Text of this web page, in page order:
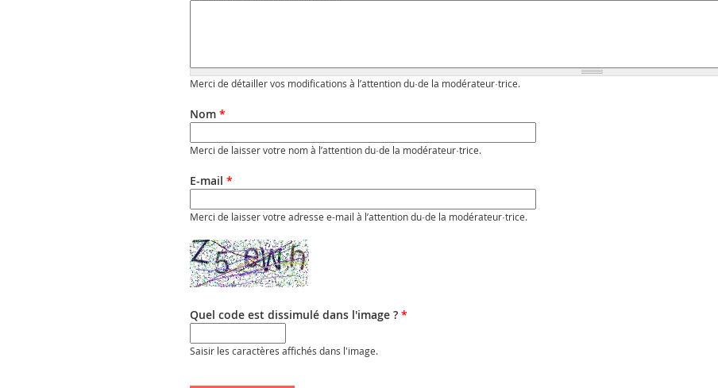
Merci de détailler vos modifications à l’attention du·de la modérateur·trice.
Nom *
Merci de laisser votre nom à l’attention du·de la modérateur·trice.
E-mail *
Merci de laisser votre adresse e-mail à l’attention du·de la modérateur·trice.
Quel code est dissimulé dans l'image ? *
Saisir les caractères affichés dans l'image.